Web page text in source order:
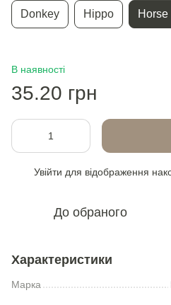
Donkey Hippo Horse
В наявності
35.20 грн
Увійти для відображення
До обраного
Характеристики
Марка